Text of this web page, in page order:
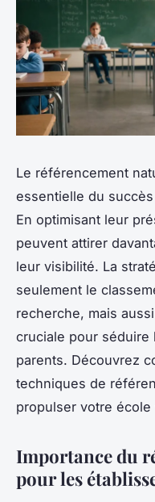
Le référencement
essentielle du
En optimisant leur
peuvent attirer
leur visibilité. La
seulement le
recherche, mais
cruciale pour
parents. Découvrez
techniques de
propulser votre
Importance du
pour les